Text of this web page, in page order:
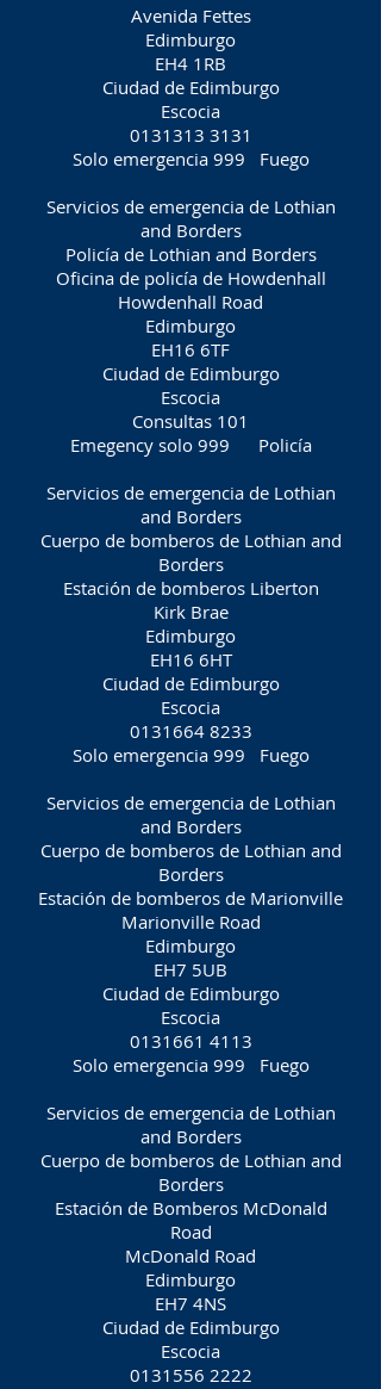
Avenida Fettes
Edimburgo
EH4 1RB
Ciudad de Edimburgo
Escocia
0131313 3131
Solo emergencia 999
Fuego
Servicios de emergencia de Lothian
and Borders
Policía de Lothian and Borders
Oficina de policía de Howdenhall
Howdenhall Road
Edimburgo
EH16 6TF
Ciudad de Edimburgo
Escocia
Consultas 101
Emegency solo 999
Policía
Servicios de emergencia de Lothian
and Borders
Cuerpo de bomberos de Lothian and
Borders
Estación de bomberos Liberton
Kirk Brae
Edimburgo
EH16 6HT
Ciudad de Edimburgo
Escocia
0131664 8233
Solo emergencia 999
Fuego
Servicios de emergencia de Lothian
and Borders
Cuerpo de bomberos de Lothian and
Borders
Estación de bomberos de Marionville
Marionville Road
Edimburgo
EH7 5UB
Ciudad de Edimburgo
Escocia
0131661 4113
Solo emergencia 999
Fuego
Servicios de emergencia de Lothian
and Borders
Cuerpo de bomberos de Lothian and
Borders
Estación de Bomberos McDonald
Road
McDonald Road
Edimburgo
EH7 4NS
Ciudad de Edimburgo
Escocia
0131556 2222